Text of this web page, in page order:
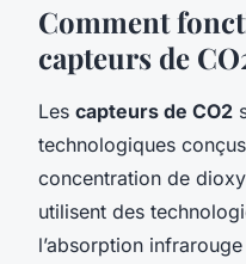
Comment
capteurs de
Les capteurs de CO2
technologiques
concentration de
utilisent des
l’absorption